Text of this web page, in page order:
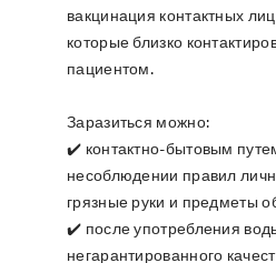
вакцинация контактных
которые близко
пациентом.
Заразиться можно:
✔️ контактно-бытовым
несоблюдении правил
грязные руки и предметы
✔️ после употребления
негарантированного